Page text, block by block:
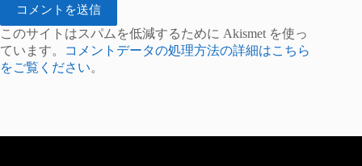
コメントを送信
このサイトはスパムを低減するために Akismet を使っ
ています。
コメントデータの処理方法の詳細はこちら
をご覧ください。